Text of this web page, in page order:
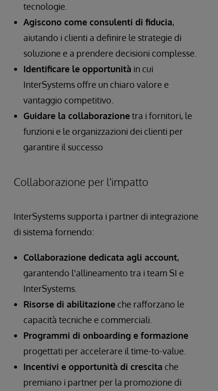
tecnologie.
Agiscono come consulenti di fiducia,
aiutando i clienti a definire le strategie di
soluzione e a prendere decisioni complesse.
Identificare le opportunità in cui
InterSystems offre un chiaro valore e
vantaggio competitivo.
Guidare la collaborazionetra i fornitori, le
funzioni e le organizzazioni dei clienti per
garantire il successo
Collaborazione per l'impatto
InterSystems supporta i partner di integrazione
di sistema fornendo:
Collaborazione dedicata agli account,
garantendo l'allineamento tra i team SI e
InterSystems.
Risorse di abilitazione che rafforzano le
capacità tecniche e commerciali.
Programmi di onboarding e formazione
progettati per accelerare il time-to-value.
Incentivi e opportunità di crescita che
premiano i partner per la promozione di